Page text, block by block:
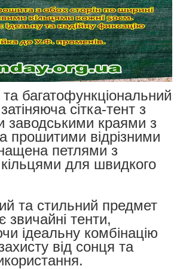
багатофункціональний
сітка-тент з
заводськими краями з
прошитими відрізними
петлями з
для швидкого
та стильний предмет
звичайні тенти,
ідеальну комбінацію
від сонця та